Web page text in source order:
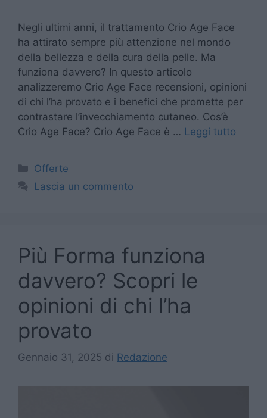
Negli ultimi anni, il trattamento Crio Age Face
ha attirato sempre più attenzione nel mondo
della bellezza e della cura della pelle. Ma
funziona davvero? In questo articolo
analizzeremo Crio Age Face recensioni, opinioni
di chi l’ha provato e i benefici che promette per
contrastare l’invecchiamento cutaneo. Cos’è
Crio Age Face? Crio Age Face è … Leggi tutto
Categorie
Offerte
Lascia un commento
Più Forma funziona
davvero? Scopri le
opinioni di chi l’ha
provato
Gennaio 31, 2025 di Redazione